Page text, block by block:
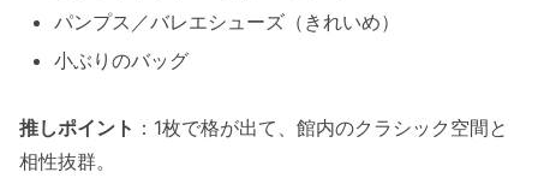
パンプス／バレエシューズ（きれいめ）
小ぶりのバッグ
推しポイント ：1枚で格が出て、館内のクラシック空間と
相性抜群。